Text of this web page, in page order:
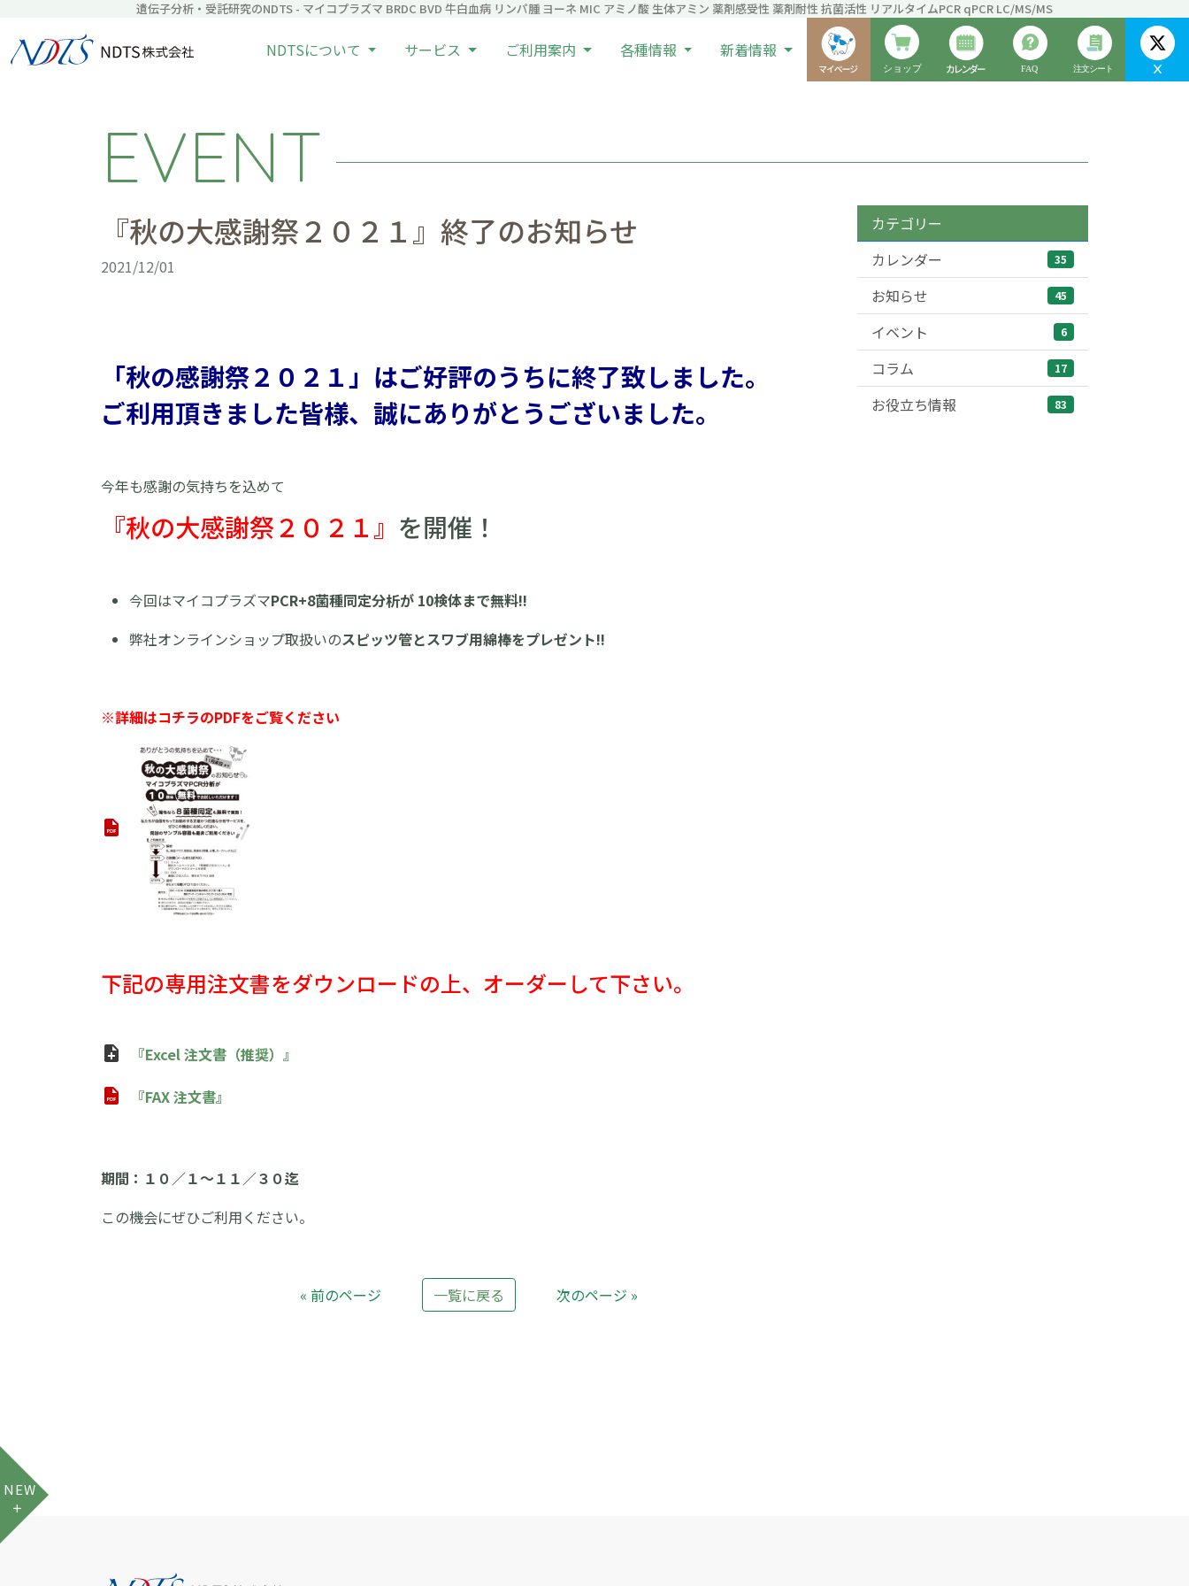
遺伝子分析・受託研究のNDTS - マイコプラズマ BRDC BVD 牛白血病 リンパ腫 ヨーネ MIC アミノ酸 生体アミン 薬剤感受性 薬剤耐性 抗菌活性 リアルタイムPCR qPCR LC/MS/MS
NDTSについて サービス ご利用案内 各種情報 新着情報
EVENT
『秋の大感謝祭２０２１』終了のお知らせ
2021/12/01
「秋の感謝祭２０２１」はご好評のうちに終了致しました。
ご利用頂きました皆様、誠にありがとうございました。
今年も感謝の気持ちを込めて
『秋の大感謝祭２０２１』 を開催！
今回はマイコプラズマPCR+8菌種同定分析が 10検体まで無料!!
弊社オンラインショップ取扱いのスピッツ管とスワブ用綿棒をプレゼント!!
※詳細はコチラのPDFをご覧ください
下記の専用注文書をダウンロードの上、オーダーして下さい。
『Excel 注文書（推奨）』
『FAX 注文書』
期間：１０／１〜１１／３０迄
この機会にぜひご利用ください。
« 前のページ 一覧に戻る 次のページ »
カテゴリー
カレンダー
35
お知らせ 45
イベント 6
コラム 17
お役立ち情報 83
NEW